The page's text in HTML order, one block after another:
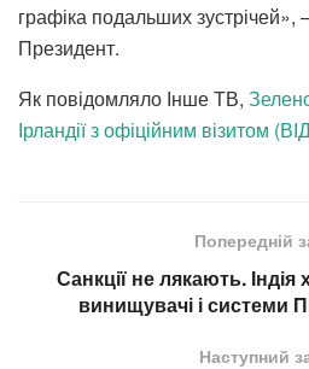
графіка подальших зустрічей»,
Президент.
Як повідомляло Інше ТВ,
Ірландії з офіційним візитом
Попередній
Санкції не лякають. Індія
винищувачі і системи
Наступний